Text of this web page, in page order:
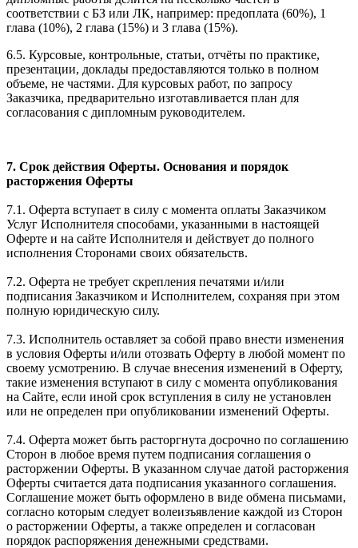
соответствии с БЗ или ЛК, например: предоплата (60%), 1
глава (10%), 2 глава (15%) и 3 глава (15%).
6.5. Курсовые, контрольные, статьи, отчёты по практике,
презентации, доклады предоставляются только в полном
объеме, не частями. Для курсовых работ, по запросу
Заказчика, предварительно изготавливается план для
согласования с дипломным руководителем.
7. Срок действия Оферты. Основания и порядок
расторжения Оферты
7.1. Оферта вступает в силу с момента оплаты Заказчиком
Услуг Исполнителя способами, указанными в настоящей
Оферте и на сайте Исполнителя и действует до полного
исполнения Сторонами своих обязательств.
7.2. Оферта не требует скрепления печатями и/или
подписания Заказчиком и Исполнителем, сохраняя при этом
полную юридическую силу.
7.3. Исполнитель оставляет за собой право внести изменения
в условия Оферты и/или отозвать Оферту в любой момент по
своему усмотрению. В случае внесения изменений в Оферту,
такие изменения вступают в силу с момента опубликования
на Сайте, если иной срок вступления в силу не установлен
или не определен при опубликовании изменений Оферты.
7.4. Оферта может быть расторгнута досрочно по соглашению
Сторон в любое время путем подписания соглашения о
расторжении Оферты. В указанном случае датой расторжения
Оферты считается дата подписания указанного соглашения.
Соглашение может быть оформлено в виде обмена письмами,
согласно которым следует волеизъявление каждой из Сторон
о расторжении Оферты, а также определен и согласован
порядок распоряжения денежными средствами.